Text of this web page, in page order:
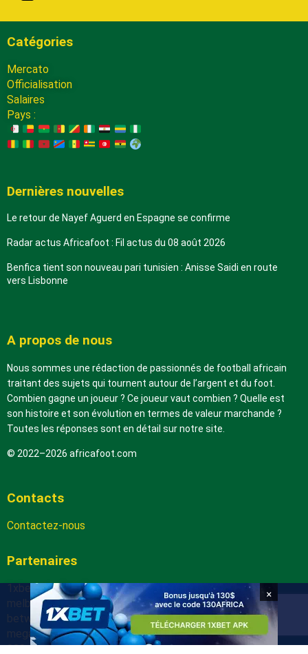
Catégories
Mercato
Officialisation
Salaires
Pays :
Dernières nouvelles
Le retour de Nayef Aguerd en Espagne se confirme
Radar actus Africafoot : Fil actus du 08 août 2026
Benfica tient son nouveau pari tunisien : Anisse Saidi en route
vers Lisbonne
A propos de nous
Nous sommes une rédaction de passionnés de football africain
traitant des sujets qui tournent autour de l’argent et du foot.
Combien gagne un joueur ? Ce joueur vaut combien ? Quelle est
son histoire et son évolution en termes de valeur marchande ?
Toutes les réponses sont en détail sur notre site.
© 2022–2026 africafoot.com
Contacts
Contactez-nous
Partenaires
1xbetapk.africafoot.com
melbet.africafoot.com
betwinnerapp.africafoot.com
megapari.africafoot.com
888starz.africafoot.com
×